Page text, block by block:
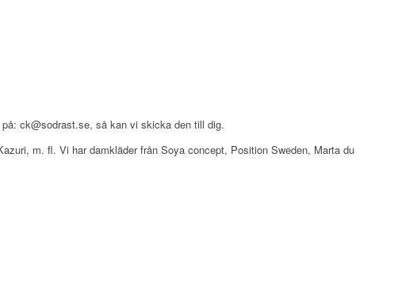
ck@sodrast.se, så kan vi skicka den till dig.
m. fl. Vi har damkläder från Soya concept, Position Sweden, Marta du